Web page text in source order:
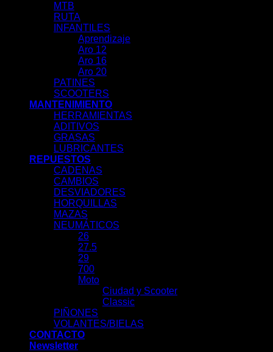
MTB
RUTA
INFANTILES
Aprendizaje
Aro 12
Aro 16
Aro 20
PATINES
SCOOTERS
MANTENIMIENTO
HERRAMIENTAS
ADITIVOS
GRASAS
LUBRICANTES
REPUESTOS
CADENAS
CAMBIOS
DESVIADORES
HORQUILLAS
MAZAS
NEUMÁTICOS
26
27.5
29
700
Moto
Ciudad y Scooter
Classic
PIÑONES
VOLANTES/BIELAS
CONTACTO
Newsletter